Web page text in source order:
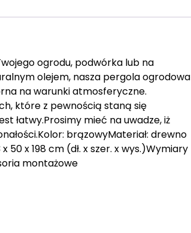
ogrodu, podwórka lub na
olejem, nasza pergola ogrodowa
na warunki atmosferyczne.
które z pewnością staną się
łatwy.Prosimy mieć na uwadze, iż
brązowyMateriał: drewno
x 198 cm (dł. x szer. x wys.)Wymiary
montażowe